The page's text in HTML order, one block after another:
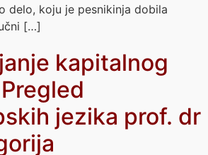
delo, koju je pesnikinja dobila
[…]
kapitalnog
jezika prof. dr